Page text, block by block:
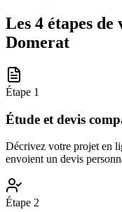
Les 4 étapes
Domerat
Étape 1
Étude et devis
Décrivez votre projet en
envoient un devis
Étape 2